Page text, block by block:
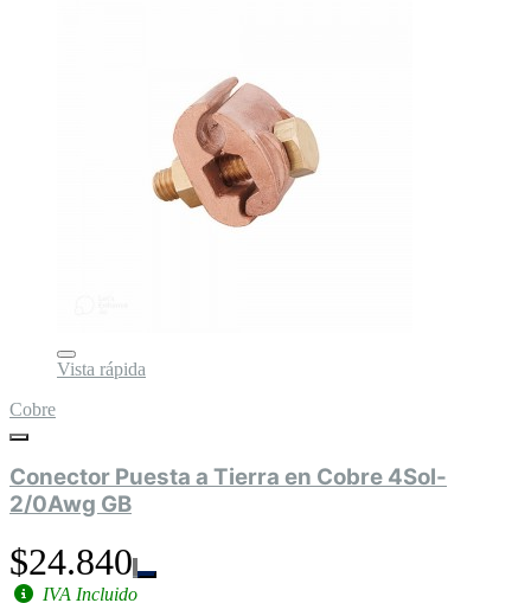
Vista rápida
Cobre
Conector Puesta a Tierra en Cobre 4Sol-
2/0Awg GB
$24.840
IVA Incluido